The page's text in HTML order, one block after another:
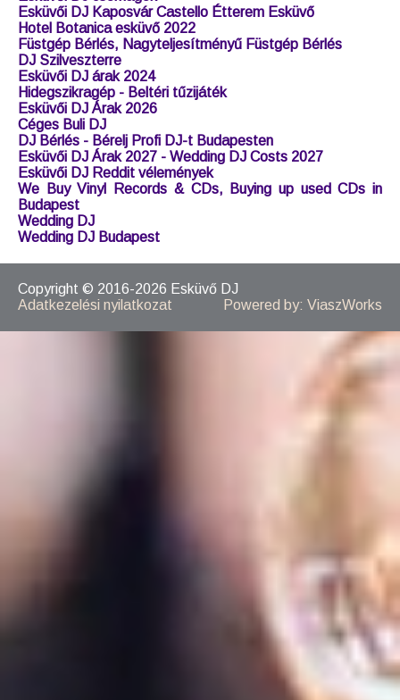
Ceremóniamester árak 2019
Esküvői DJ kérdések
Esküvői DJ Tatabánya
Esküvői zenész árak
Gyerek Karaoke Party
Karaoke DJ
Mennyibe kerül egy esküvői zenekar
Esküvői DJ árak 2020 - Mennyibe kerül egy Esküvői DJ
2020-ban?
Esküvői DJ árak 2022
Esküvői DJ csomagok
Esküvői DJ Kaposvár Castello Étterem Esküvő
Hotel Botanica esküvő 2022
Füstgép Bérlés, Nagyteljesítményű Füstgép Bérlés
DJ Szilveszterre
Esküvői DJ Árak 2026
Céges Buli DJ
DJ Bérlés - Bérelj Profi DJ-t Budapesten
Esküvői DJ Árak 2027 - Wedding DJ Costs 2027
We Buy Vinyl Records & CDs, Buying up used CDs in